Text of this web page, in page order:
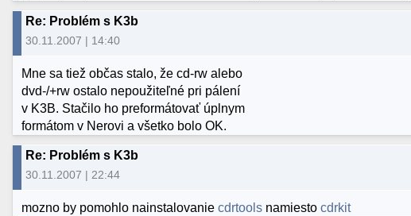
Re: Problém s K3b
30.11.2007 | 14:40
Mne sa tiež občas stalo, že cd-rw alebo
dvd-/+rw ostalo nepoužiteľné pri pálení
v K3B. Stačilo ho preformátovať úplnym
formátom v Nerovi a všetko bolo OK.
Re: Problém s K3b
30.11.2007 | 22:44
mozno by pomohlo nainstalovaniecdrtools namiestocdrkit